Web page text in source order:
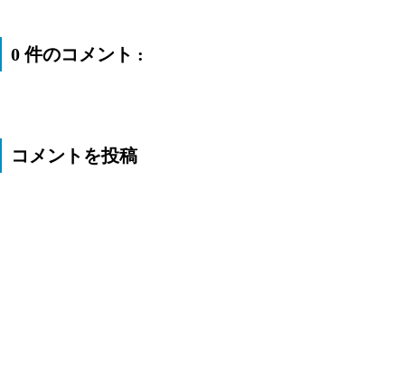
0 件のコメント :
コメントを投稿